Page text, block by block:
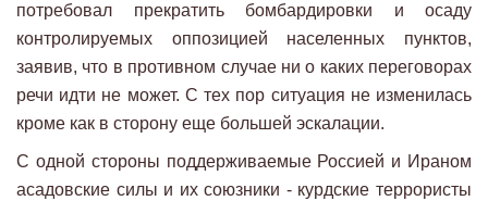
потребовал прекратить бомбардировки и осаду
контролируемых оппозицией населенных пунктов,
заявив, что в противном случае ни о каких переговорах
речи идти не может. С тех пор ситуация не изменилась
кроме как в сторону еще большей эскалации.
С одной стороны поддерживаемые Россией и Ираном
асадовские силы и их союзники - курдские террористы